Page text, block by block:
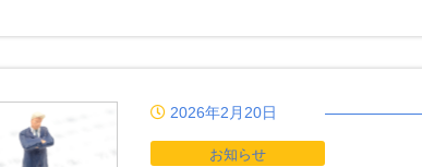
2026年2月20日
お知らせ